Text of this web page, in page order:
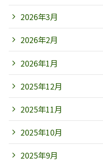
2026年3月
2026年2月
2026年1月
2025年12月
2025年11月
2025年10月
2025年9月